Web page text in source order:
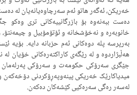
خەریکن، ئەگەر هاتو ئەم سەرچاوەیانەیان لە
دەست ببەنەوە بۆ بازرگانییەکانی تری وەکو
خانوبەرە و نەخۆشخانە و ئۆتۆمۆبیل و
بەرپرسە پلە دوەکانی ئەم حزبانە دایە. بۆیە
هەڵبژاردوە و لە رێگەی کاراکتەرەکانی خۆیان
جێگری سەرۆکی حکومەت و سەرۆکی پەرلەمان
میدیاکارێک خەریکی پینەوپەڕۆکردنی دۆخەکەن
لەسەر رەگی سەرەکیی کێشەکان دەکەن.